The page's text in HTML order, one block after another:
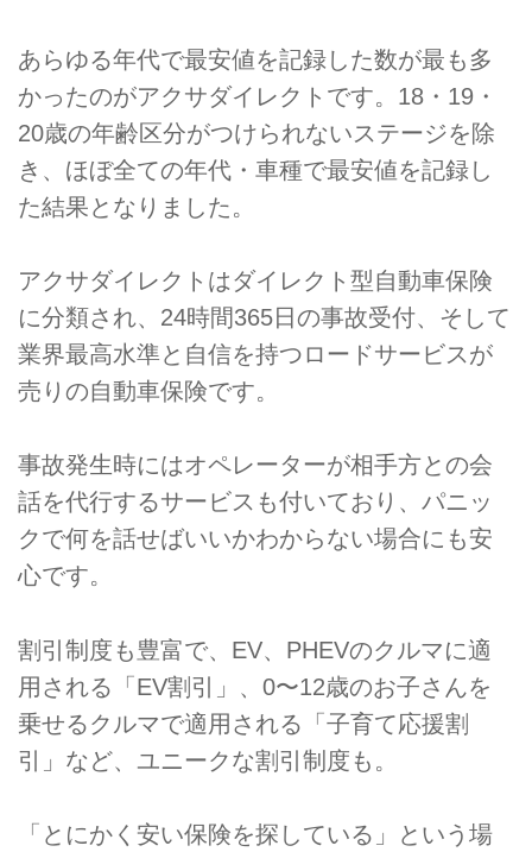
あらゆる年代で最安値を記録した数が最も多
かったのがアクサダイレクトです。18・19・
20歳の年齢区分がつけられないステージを除
き、ほぼ全ての年代・車種で最安値を記録し
た結果となりました。
アクサダイレクトはダイレクト型自動車保険
に分類され、24時間365日の事故受付、そして
業界最高水準と自信を持つロードサービスが
売りの自動車保険です。
事故発生時にはオペレーターが相手方との会
話を代行するサービスも付いており、パニッ
クで何を話せばいいかわからない場合にも安
心です。
割引制度も豊富で、EV、PHEVのクルマに適
用される「EV割引」、0〜12歳のお子さんを
乗せるクルマで適用される「子育て応援割
引」など、ユニークな割引制度も。
「とにかく安い保険を探している」という場